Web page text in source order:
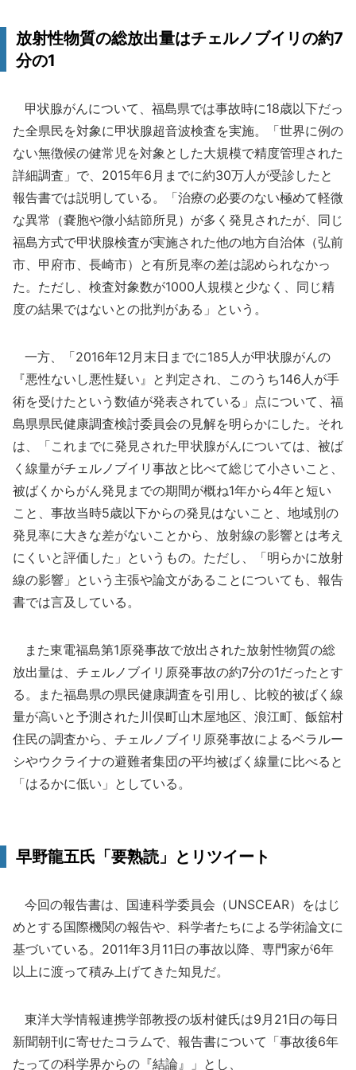
放射性物質の総放出量はチェルノブイリの約7
分の1
甲状腺がんについて、福島県では事故時に18歳以下だっ
た全県民を対象に甲状腺超音波検査を実施。「世界に例の
ない無徴候の健常児を対象とした大規模で精度管理された
詳細調査」で、2015年6月までに約30万人が受診したと
報告書では説明している。「治療の必要のない極めて軽微
な異常（嚢胞や微小結節所見）が多く発見されたが、同じ
福島方式で甲状腺検査が実施された他の地方自治体（弘前
市、甲府市、長崎市）と有所見率の差は認められなかっ
た。ただし、検査対象数が1000人規模と少なく、同じ精
度の結果ではないとの批判がある」という。
一方、「2016年12月末日までに185人が甲状腺がんの
『悪性ないし悪性疑い』と判定され、このうち146人が手
術を受けたという数値が発表されている」点について、福
島県県民健康調査検討委員会の見解を明らかにした。それ
は、「これまでに発見された甲状腺がんについては、被ば
く線量がチェルノブイリ事故と比べて総じて小さいこと、
被ばくからがん発見までの期間が概ね1年から4年と短い
こと、事故当時5歳以下からの発見はないこと、地域別の
発見率に大きな差がないことから、放射線の影響とは考え
にくいと評価した」というもの。ただし、「明らかに放射
線の影響」という主張や論文があることについても、報告
書では言及している。
また東電福島第1原発事故で放出された放射性物質の総
放出量は、チェルノブイリ原発事故の約7分の1だったとす
る。また福島県の県民健康調査を引用し、比較的被ばく線
量が高いと予測された川俣町山木屋地区、浪江町、飯舘村
住民の調査から、チェルノブイリ原発事故によるベラルー
シやウクライナの避難者集団の平均被ばく線量に比べると
「はるかに低い」としている。
早野龍五氏「要熟読」とリツイート
今回の報告書は、国連科学委員会（UNSCEAR）をはじ
めとする国際機関の報告や、科学者たちによる学術論文に
基づいている。2011年3月11日の事故以降、専門家が6年
以上に渡って積み上げてきた知見だ。
東洋大学情報連携学部教授の坂村健氏は9月21日の毎日
新聞朝刊に寄せたコラムで、報告書について「事故後6年
たっての科学界からの『結論』」とし、